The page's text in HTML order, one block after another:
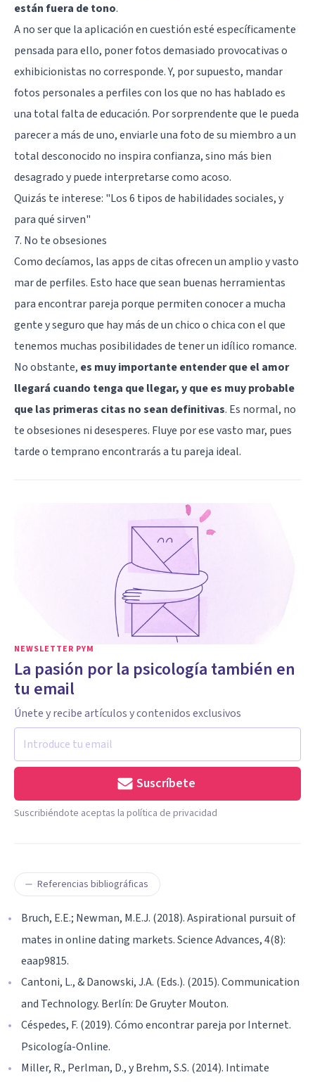
están fuera de tono.
A no ser que la aplicación en cuestión esté específicamente
pensada para ello, poner fotos demasiado provocativas o
exhibicionistas no corresponde. Y, por supuesto, mandar
fotos personales a perfiles con los que no has hablado es
una total falta de educación. Por sorprendente que le pueda
parecer a más de uno, enviarle una foto de su miembro a un
total desconocido no inspira confianza, sino más bien
desagrado y puede interpretarse como acoso.
Quizás te interese: "Los 6 tipos de habilidades sociales, y
para qué sirven"
7. No te obsesiones
Como decíamos, las apps de citas ofrecen un amplio y vasto
mar de perfiles. Esto hace que sean buenas herramientas
para encontrar pareja porque permiten conocer a mucha
gente y seguro que hay más de un chico o chica con el que
tenemos muchas posibilidades de tener un idílico romance.
No obstante, es muy importante entender que el amor
llegará cuando tenga que llegar, y que es muy probable
que las primeras citas no sean definitivas. Es normal, no
te obsesiones ni desesperes. Fluye por ese vasto mar, pues
tarde o temprano encontrarás a tu pareja ideal.
NEWSLETTER PYM
La pasión por la psicología también en
tu email
Únete y recibe artículos y contenidos exclusivos
Suscríbete
Suscribiéndote aceptas la política de privacidad
Referencias bibliográficas
Bruch, E.E.; Newman, M.E.J. (2018). Aspirational pursuit of
mates in online dating markets. Science Advances, 4(8):
eaap9815.
Cantoni, L., & Danowski, J.A. (Eds.). (2015). Communication
and Technology. Berlín: De Gruyter Mouton.
Céspedes, F. (2019). Cómo encontrar pareja por Internet.
Psicología-Online.
Miller, R., Perlman, D., y Brehm, S.S. (2014). Intimate